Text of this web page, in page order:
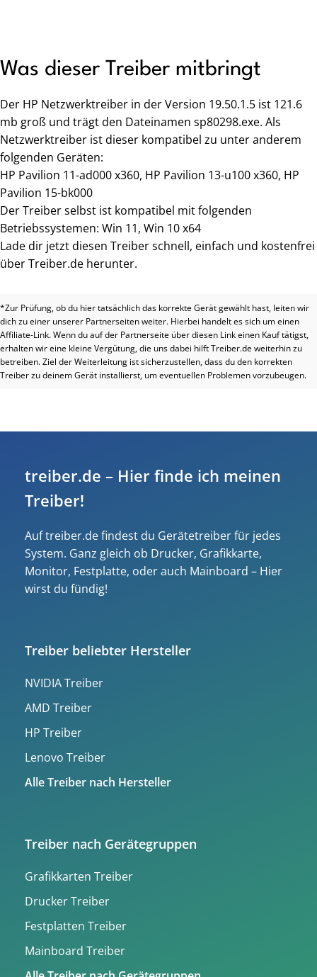
Was dieser Treiber mitbringt
Der HP Netzwerktreiber in der Version 19.50.1.5 ist 121.6
mb groß und trägt den Dateinamen sp80298.exe. Als
Netzwerktreiber ist dieser kompatibel zu unter anderem
folgenden Geräten:
HP Pavilion 11-ad000 x360, HP Pavilion 13-u100 x360, HP
Pavilion 15-bk000
Der Treiber selbst ist kompatibel mit folgenden
Betriebssystemen: Win 11, Win 10 x64
Lade dir jetzt diesen Treiber schnell, einfach und kostenfrei
über Treiber.de herunter.
*Zur Prüfung, ob du hier tatsächlich das korrekte Gerät gewählt hast, leiten wir
dich zu einer unserer Partnerseiten weiter. Hierbei handelt es sich um einen
Affiliate-Link. Wenn du auf der Partnerseite über diesen Link einen Kauf tätigst,
erhalten wir eine kleine Vergütung, die uns dabei hilft Treiber.de weiterhin zu
betreiben. Ziel der Weiterleitung ist sicherzustellen, dass du den korrekten
Treiber zu deinem Gerät installierst, um eventuellen Problemen vorzubeugen.
treiber.de – Hier finde ich meinen
Treiber!
Auf treiber.de findest du Gerätetreiber für jedes
System. Ganz gleich ob Drucker, Grafikkarte,
Monitor, Festplatte, oder auch Mainboard – Hier
wirst du fündig!
Treiber beliebter Hersteller
NVIDIA Treiber
AMD Treiber
HP Treiber
Lenovo Treiber
Alle Treiber nach Hersteller
Treiber nach Gerätegruppen
Grafikkarten Treiber
Drucker Treiber
Festplatten Treiber
Mainboard Treiber